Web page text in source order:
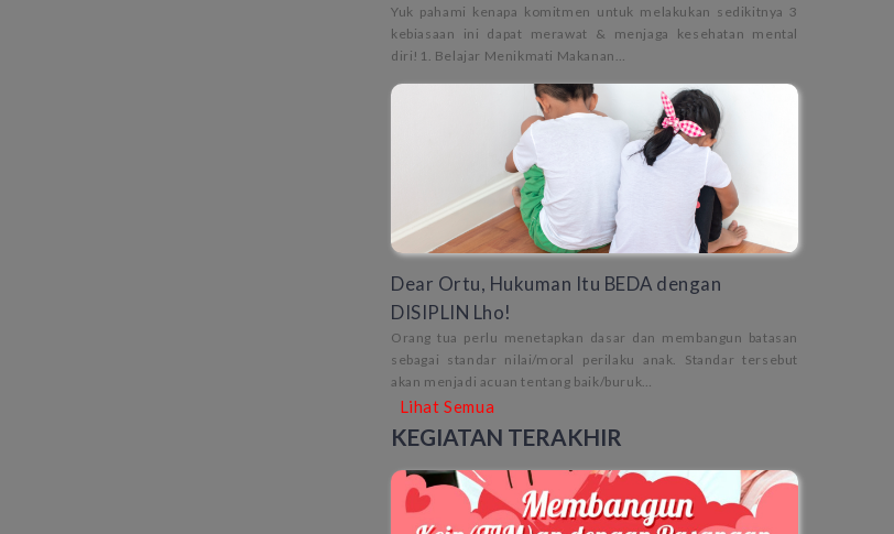
Yuk pahami kenapa komitmen untuk melakukan sedikitnya 3
kebiasaan ini dapat merawat & menjaga kesehatan mental
diri!1. Belajar Menikmati Makanan…
Dear Ortu, Hukuman Itu BEDA dengan
DISIPLIN Lho!
Orang tua perlu menetapkan dasar dan membangun batasan
sebagai standar nilai/moral perilaku anak. Standar tersebut
akan menjadi acuan tentang baik/buruk…
Lihat Semua
KEGIATAN TERAKHIR